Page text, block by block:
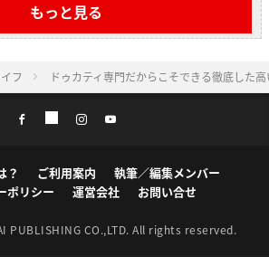
もっと見る
フ ドゥカティ専門だからこそできる徹底した
？ ご利用案内
執筆／編集メンバー
ポリシー
運営会社 お問い合せ
PUBLISHING CO.,LTD. All rights reserved.